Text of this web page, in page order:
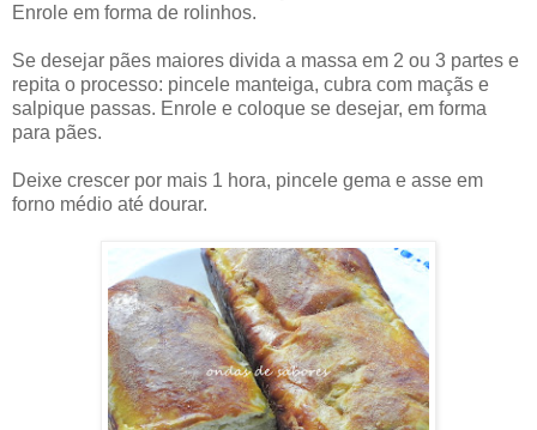
Enrole em forma de rolinhos.
Se desejar pães maiores divida a massa em 2 ou 3 partes e
repita o processo: pincele manteiga, cubra com maçãs e
salpique passas. Enrole e coloque se desejar, em forma
para pães.
Deixe crescer por mais 1 hora, pincele gema e asse em
forno médio até dourar.